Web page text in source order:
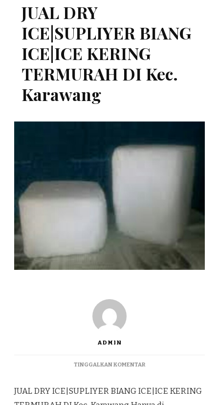
JUAL DRY
ICE|SUPLIYER BIANG
ICE|ICE KERING
TERMURAH DI Kec.
Karawang
ADMIN
TINGGALKAN KOMENTARPADA
ICE|SUPLIYER
BIANG
JUAL DRY ICE|SUPLIYER BIANG ICE|ICE KERING